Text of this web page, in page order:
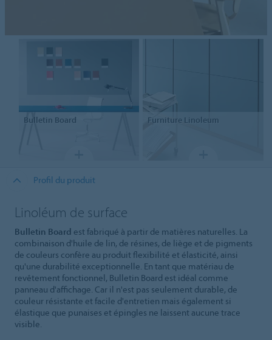
Bulletin Board Furniture Linoleum
Profil du produit
Linoléum de surface
Bulletin Board est fabriqué à partir de matières naturelles. La
combinaison d'huile de lin, de résines, de liège et de pigments
de couleurs confère au produit flexibilité et élasticité, ainsi
qu'une durabilité exceptionnelle. En tant que matériau de
revêtement fonctionnel, Bulletin Board est idéal comme
panneau d'affichage. Car il n'est pas seulement durable, de
couleur résistante et facile d'entretien mais également si
élastique que punaises et épingles ne laissent aucune trace
visible.